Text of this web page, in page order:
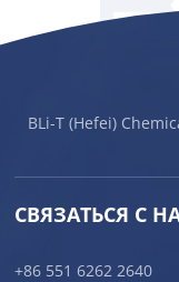
BLi-T (Hefei)
СВЯЗАТЬСЯ С
+86 551 6262 2640